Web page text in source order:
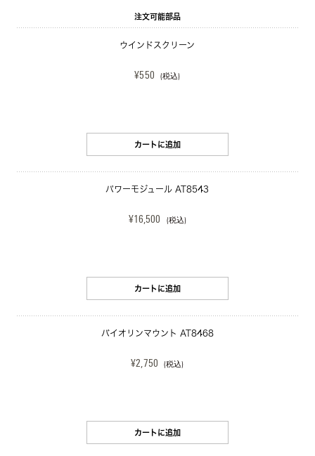
注文可能部品
ウインドスクリーン
¥550 (税込)
カートに追加
パワーモジュール AT8543
¥16,500 (税込)
カートに追加
バイオリンマウント AT8468
¥2,750 (税込)
カートに追加